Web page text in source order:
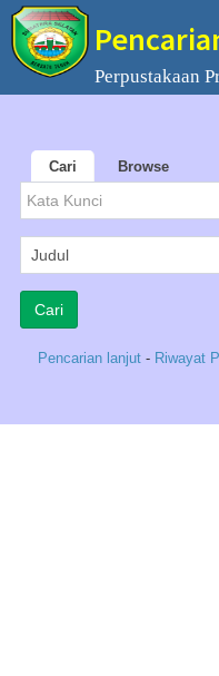
Perpustakaan
Cari Browse
Pencarian lanjut - Riwayat